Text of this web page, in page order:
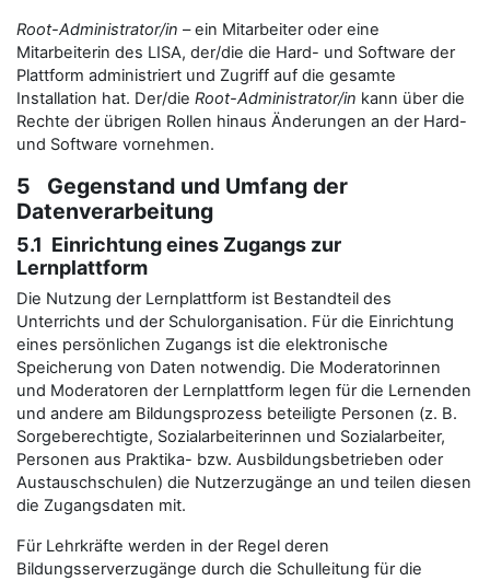
Root-Administrator/in – ein Mitarbeiter oder eine
Mitarbeiterin des LISA, der/die die Hard- und Software der
Plattform administriert und Zugriff auf die gesamte
Installation hat. Der/die Root-Administrator/in kann über die
Rechte der übrigen Rollen hinaus Änderungen an der Hard-
und Software vornehmen.
5 Gegenstand und Umfang der
Datenverarbeitung
5.1 Einrichtung eines Zugangs zur
Lernplattform
Die Nutzung der Lernplattform ist Bestandteil des
Unterrichts und der Schulorganisation. Für die Einrichtung
eines persönlichen Zugangs ist die elektronische
Speicherung von Daten notwendig. Die Moderatorinnen
und Moderatoren der Lernplattform legen für die Lernenden
und andere am Bildungsprozess beteiligte Personen (z. B.
Sorgeberechtigte, Sozialarbeiterinnen und Sozialarbeiter,
Personen aus Praktika- bzw. Ausbildungsbetrieben oder
Austauschschulen) die Nutzerzugänge an und teilen diesen
die Zugangsdaten mit.
Für Lehrkräfte werden in der Regel deren
Bildungsserverzugänge durch die Schulleitung für die